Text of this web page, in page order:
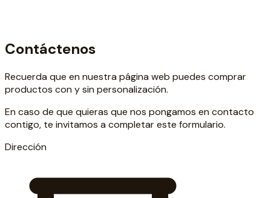
Contáctenos
Recuerda que en nuestra página web puedes comprar
productos con y sin personalización.
En caso de que quieras que nos pongamos en contacto
contigo, te invitamos a completar este formulario.
Dirección